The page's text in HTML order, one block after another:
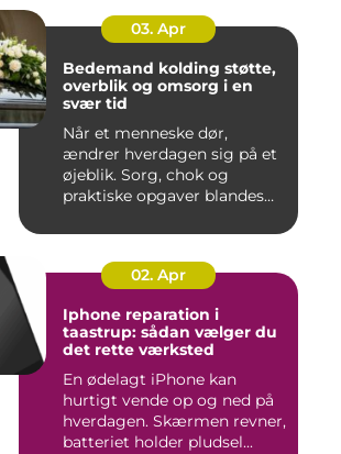
03. Apr
Bedemand kolding støtte,
overblik og omsorg i en
svær tid
Når et menneske dør,
ændrer hverdagen sig på et
øjeblik. Sorg, chok og
praktiske opgaver blandes
02. Apr
Iphone reparation i
taastrup: sådan vælger du
det rette værksted
En ødelagt iPhone kan
hurtigt vende op og ned på
hverdagen. Skærmen revner,
batteriet holder pludsel...